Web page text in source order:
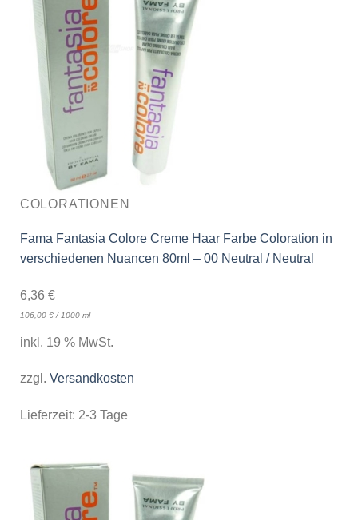
COLORATIONEN
Fama Fantasia Colore Creme Haar Farbe Coloration in
verschiedenen Nuancen 80ml – 00 Neutral / Neutral
6,36 €
106,00 €/ 1000 ml
inkl. 19 % MwSt.
zzgl. Versandkosten
Lieferzeit: 2-3 Tage